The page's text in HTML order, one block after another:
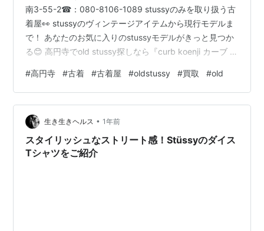
南3-55-2☎：080-8106-1089 stussyのみを取り扱う古
着屋👀 stussyのヴィンテージアイテムから現行モデルま
で！ あなたのお気に入りのstussyモデルがきっと見つか
る😊 高円寺でold stussy探しなら『curb koenji カーブ 高
【Stussyの歴史が知れる古着屋🔥】 最高の1枚に出会え
る！！ 高円寺駅から徒歩5分にある「curb koenji カーブ
高円寺」です！ 東京都内でも屈指の古着の聖地として知
られる高円寺。 当店はStuss…
#高円寺 #古着 #古着屋 #oldstussy #買取 #old
生き生きヘルス • 1年前
スタイリッシュなストリート感！Stüssyのダイス
Tシャツをご紹介